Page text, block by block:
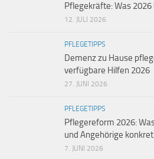
Pflegekräfte: Was
12. JULI 2026
PFLEGETIPPS
Demenz zu Hause
verfügbare Hilfen 2026
27. JUNI 2026
PFLEGETIPPS
Pflegereform 2026:
und Angehörige
7. JUNI 2026